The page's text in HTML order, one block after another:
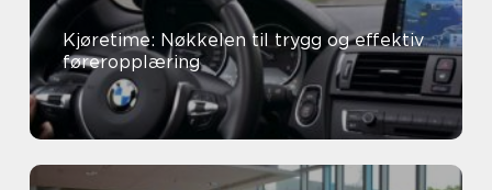
Kjøretime: Nøkkelen til trygg og effektiv
føreropplæring